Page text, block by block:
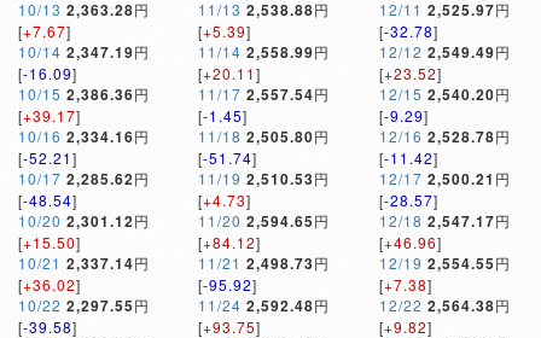
10/13 2,363.28円
[+7.67]
10/14 2,347.19円
[-16.09]
10/15 2,386.36円
[+39.17]
10/16 2,334.16円
[-52.21]
10/17 2,285.62円
[-48.54]
10/20 2,301.12円
[+15.50]
10/21 2,337.14円
[+36.02]
10/22 2,297.55円
[-39.58]
11/13 2,538.88円
[+5.39]
11/14 2,558.99円
[+20.11]
11/17 2,557.54円
[-1.45]
11/18 2,505.80円
[-51.74]
11/19 2,510.53円
[+4.73]
11/20 2,594.65円
[+84.12]
11/21 2,498.73円
[-95.92]
11/24 2,592.48円
[+93.75]
12/11 2,525.97円
[-32.78]
12/12 2,549.49円
[+23.52]
12/15 2,540.20円
[-9.29]
12/16 2,528.78円
[-11.42]
12/17 2,500.21 円
[-28.57]
12/18 2,547.17円
[+46.96]
12/19 2,554.55円
[+7.38]
12/22 2,564.38円
[+9.82]